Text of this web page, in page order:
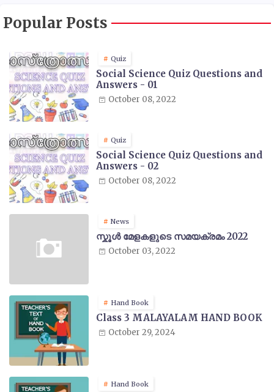
Popular Posts
Quiz
Social Science Quiz Questions and
Answers - 01
October 08, 2022
Quiz
Social Science Quiz Questions and
Answers - 02
October 08, 2022
News
സ്കൂൾ മേളകളുടെ സമയക്രമം 2022
October 03, 2022
Hand Book
Class 3 MALAYALAM HAND BOOK
October 29, 2024
Hand Book